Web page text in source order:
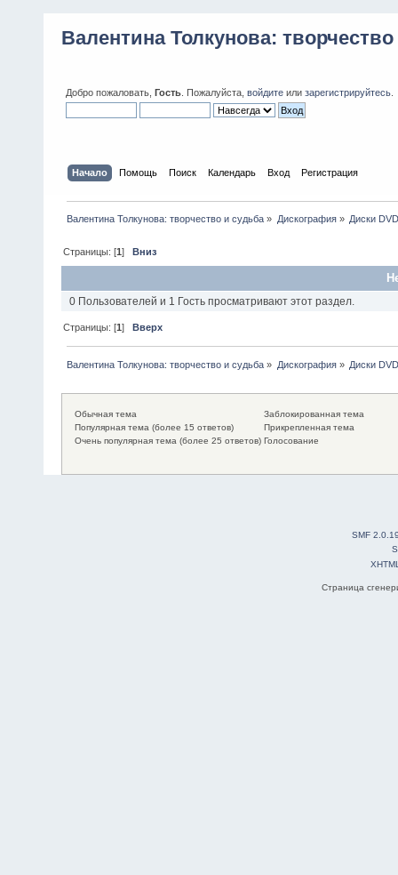
Валентина Толкунова:
Добро пожаловать, Гость . Пожалуйста, войдите или зарегистрируйтесь
Начало Помощь Поиск Календарь Вход Регистрация
Валентина Толкунова: творчество и судьба » Дискография» Диски DVD
Страницы: [1]Вниз
0 Пользователей и 1 Гость просматривают этот раздел.
Страницы: [1]Вверх
Валентина Толкунова: творчество и судьба » Дискография» Диски DVD
Обычная тема
Популярная тема (более 15 ответов)
Очень популярная тема (более 25 ответов)
Заблокированная тема
Прикрепленная тема
Голосование
SMF
Страница